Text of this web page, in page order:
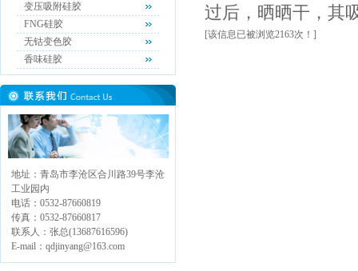
变压吸附硅胶
FNG硅胶
无钴变色胶
香味硅胶
地址：青岛市李沧区合川路39号李沧
工业园内
电话：0532-87660819
传真：0532-87660817
联系人：张总(13687616596)
E-mail：qdjinyang@163.com
过后，晒晒干，其
[该信息已被浏览2163次！]